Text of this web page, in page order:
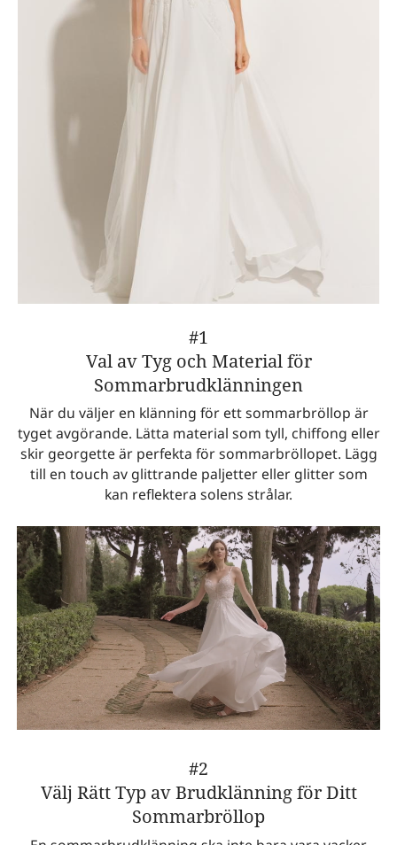
#1
Val av Tyg och Material för
Sommarbrudklänningen
När du väljer en klänning för ett sommarbröllop är
tyget avgörande. Lätta material som tyll, chiffong eller
skir georgette är perfekta för sommarbröllopet. Lägg
till en touch av glittrande paljetter eller glitter som
kan reflektera solens strålar.
#2
Välj Rätt Typ av Brudklänning för Ditt
Sommarbröllop